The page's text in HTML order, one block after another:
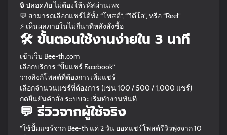
🔒 ปลอดภัย ไม่ต้องให้รหัสผ่านเพจ
💬 สามารถเลือกแชร์ได้ทั้ง “โพสต์”, “วิดีโอ”, หรือ “Reel”
⚡ เห็นผลภายในไม่กี่นาทีหลังสั่งซื้อ
🛠️ ขั้นตอนใช้งานง่ายใน 3 นาที
เข้าเว็บ Bee-th.com
เลือกบริการ “ปั้มแชร์ Facebook”
วางลิงก์โพสต์ที่ต้องการเพิ่มแชร์
เลือกจำนวนแชร์ที่ต้องการ (เช่น 100 / 500 / 1,000 แชร์)
กดยืนยันคำสั่ง ระบบจะเริ่มทำงานทันที
💬 รีวิวจากผู้ใช้จริง
“ใช้ปั้มแชร์จาก Bee-th แค่ 2 วัน ยอดแชร์โพสต์รีวิวพุ่งจาก 10